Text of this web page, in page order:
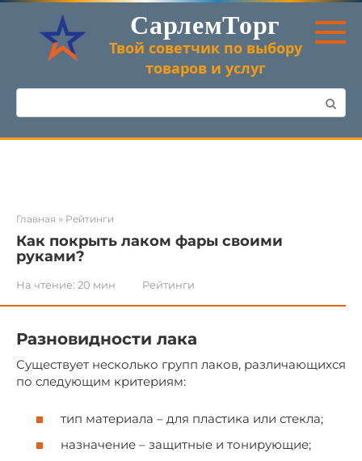
Перейти
контенту
СарлемТорг
Твой советчик по выбору
товаров и услуг
Поиск:
Главная » Рейтинги
Как покрыть лаком фары своими
руками?
На чтение: 20 мин Рейтинги
Разновидности лака
Существует несколько групп лаков, различающихся
по следующим критериям:
тип материала – для пластика или стекла;
назначение – защитные и тонирующие;